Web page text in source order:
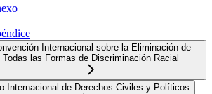
Internacional sobre la Eliminación de
Todas las Formas de Discriminación Racial
Internacional de Derechos Civiles y Políticos